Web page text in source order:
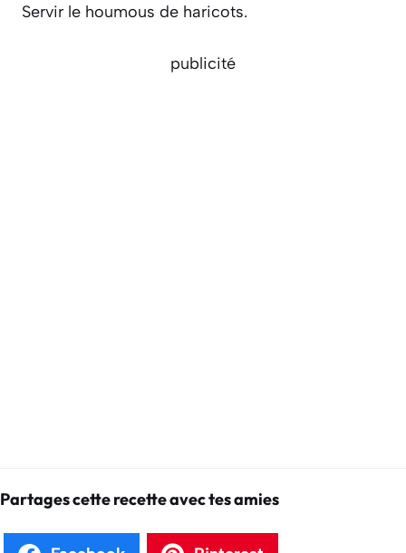
Servir le houmous de haricots.
publicité
Partages cette recette avec tes amies